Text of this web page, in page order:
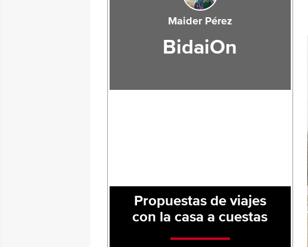
Maider Pérez
BidaiOn
Propuestas de viajes
con la casa a cuestas